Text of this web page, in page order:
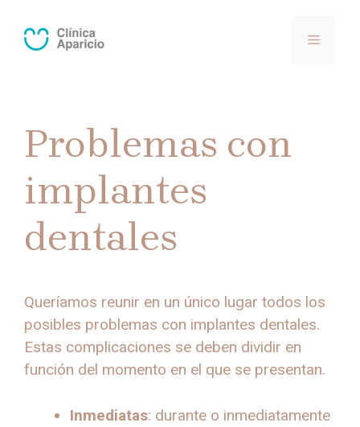
contenido
MENÚ
Problemas con
implantes
dentales
Queríamos reunir en un único lugar todos los
posibles problemas con implantes dentales.
Estas complicaciones se deben dividir en
función del momento en el que se presentan.
Inmediatas: durante o inmediatamente